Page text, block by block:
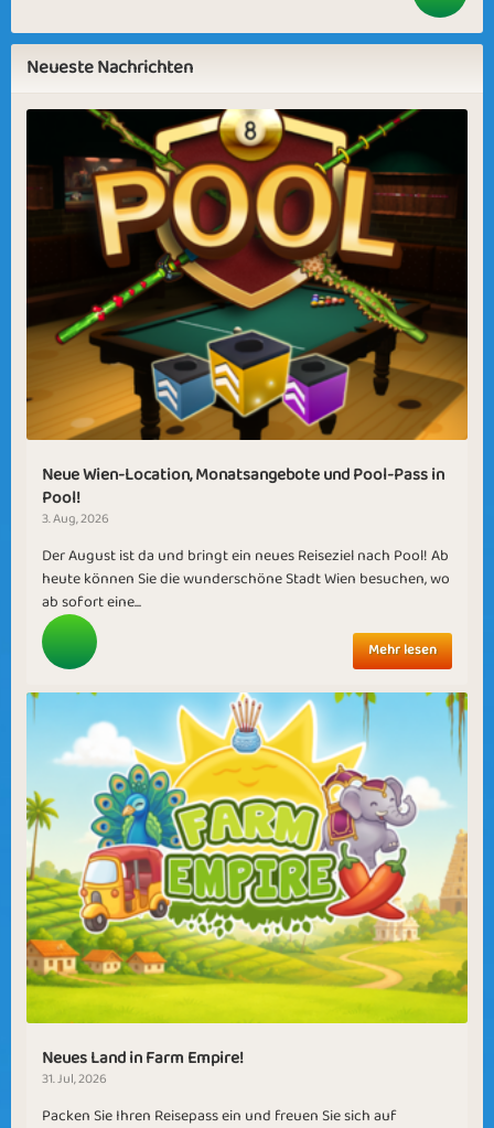
Neueste Nachrichten
Neue Wien-Location, Monatsangebote und Pool-Pass in
Pool!
3. Aug, 2026
Der August ist da und bringt ein neues Reiseziel nach Pool! Ab
heute können Sie die wunderschöne Stadt Wien besuchen, wo
ab sofort eine...
Mehr lesen
Neues Land in Farm Empire!
31. Jul, 2026
Packen Sie Ihren Reisepass ein und freuen Sie sich auf